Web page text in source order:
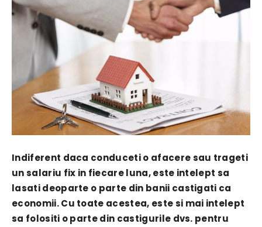
Indiferent daca conduceti o afacere sau trageti
un salariu fix in fiecare luna, este intelept sa
lasati deoparte o parte din banii castigati ca
economii. Cu toate acestea, este si mai intelept
sa folositi o parte din castigurile dvs. pentru